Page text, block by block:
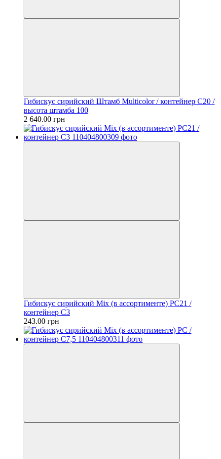
Гибискус сирийский Штамб Multicolor / контейнер C20 /
высота штамба 100
2 640.00 грн
Гибискус сирийский Mix (в ассортименте) PC21 /
контейнер C3
243.00 грн